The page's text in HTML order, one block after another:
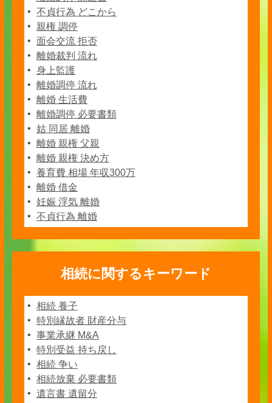
不貞行為 どこから
親権 調停
面会交流 拒否
離婚裁判 流れ
身上監護
離婚調停 流れ
離婚 生活費
離婚調停 必要書類
姑 同居 離婚
離婚 親権 父親
離婚 親権 決め方
養育費 相場 年収300万
離婚 借金
妊娠 浮気 離婚
不貞行為 離婚
相続に関するキーワード
相続 養子
特別縁故者 財産分与
事業承継 M&A
特別受益 持ち戻し
相続 争い
相続放棄 必要書類
遺言書 遺留分